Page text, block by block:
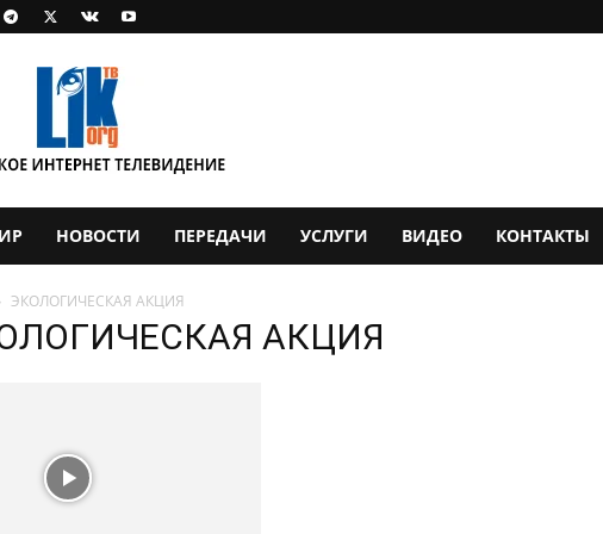
НОВОСТИ ПЕРЕДАЧИ УСЛУГИ ВИДЕО КОНТАКТЫ
ЭКОЛОГИЧЕСКАЯ АКЦИЯ
АКЦИЯ